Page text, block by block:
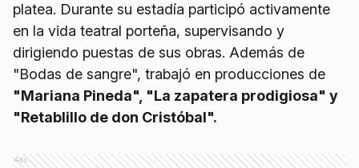
platea. Durante su estadía participó activamente
en la vida teatral porteña, supervisando y
dirigiendo puestas de sus obras. Además de
"Bodas de sangre", trabajó en producciones de
"Mariana Pineda", "La zapatera prodigiosa" y
"Retablillo de don Cristóbal".
Ads